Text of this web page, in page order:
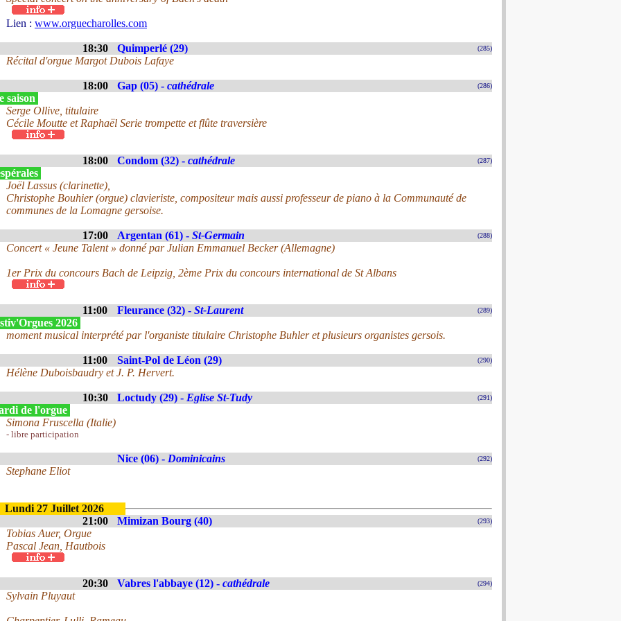
Lien : www.orguecharolles.com
18:30 Quimperlé (29) (285)
Récital d'orgue Margot Dubois Lafaye
18:00 Gap (05) - cathédrale (286)
saison
Serge Ollive, titulaire
Cécile Moutte et Raphaël Serie trompette et flûte traversière
18:00 Condom (32) - cathédrale (287)
Joël Lassus (clarinette),
Christophe Bouhier (orgue) clavieriste, compositeur mais aussi professeur de piano à la Communauté de
communes de la Lomagne gersoise.
17:00 Argentan (61) - St-Germain (288)
Concert « Jeune Talent » donné par Julian Emmanuel Becker (Allemagne)
1er Prix du concours Bach de Leipzig, 2ème Prix du concours international de St Albans
11:00 Fleurance (32) - St-Laurent (289)
2026
moment musical interprété par l'organiste titulaire Christophe Buhler et plusieurs organistes gersois.
11:00 Saint-Pol de Léon (29) (290)
Hélène Duboisbaudry et J. P. Hervert.
10:30 Loctudy (29) - Eglise St-Tudy (291)
de l'orgue
Simona Fruscella (Italie)
- libre participation
Nice (06) - Dominicains (292)
Stephane Eliot
Lundi 27 Juillet 2026
21:00
Mimizan Bourg (40) (293)
Tobias Auer, Orgue
Pascal Jean, Hautbois
20:30 Vabres l'abbaye (12) - cathédrale (294)
Sylvain Pluyaut